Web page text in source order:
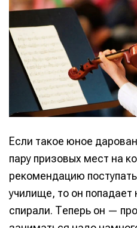
Если такое юное
пару призовых мест на
рекомендацию
училище, то он
спирали. Теперь он —